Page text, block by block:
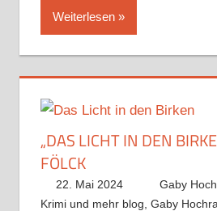
Weiterlesen
„DAS LICHT IN DEN
FÖLCK
22. Mai 2024 Gaby
Krimi und mehr blog Gaby